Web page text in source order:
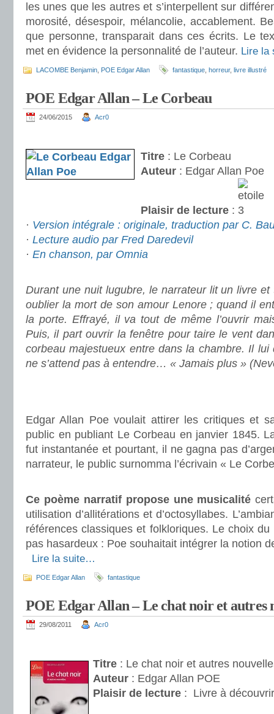
les unes que les autres et s’interpellent sur
morosité, désespoir, mélancolie, accablement.
que personne, transparait dans ces écrits. Le
met en évidence la personnalité de l’auteur. Lire
LACOMBE Benjamin POE Edgar Allan fantastique horreur, livre illustré
POE Edgar Allan – Le Corbeau
24/06/2015 Acr0
Titre : Le Corbeau
Auteur : Edgar Allan Poe
Plaisir de lecture :
· Version intégrale : originale, traduction par C.
· Lecture audio par Fred Daredevil
· En chanson, par Omnia
Durant une nuit lugubre, le narrateur lit un livre et
oublier la mort de son amour Lenore ; quand il
la porte. Effrayé, il va tout de même l’ouvrir
Puis, il part ouvrir la fenêtre pour taire le vent
corbeau majestueux entre dans la chambre. Il
ne s’attend pas à entendre… « Jamais plus »
Edgar Allan Poe voulait attirer les critiques et
public en publiant Le Corbeau en janvier 1845.
fut instantanée et pourtant, il ne gagna pas
narrateur, le public surnomma l’écrivain « Le
Ce poème narratif propose une musicalité
utilisation d’allitérations et d’octosyllabes.
références classiques et folkloriques. Le choix du
pas hasardeux : Poe souhaitait intégrer la notion
Lire la suite…
POE Edgar Allan fantastique
POE Edgar Allan – Le chat noir et autres
29/08/2011 Acr0
Titre : Le chat noir et autres
Auteur : Edgar Allan POE
Plaisir de lecture : Livre à découvrir